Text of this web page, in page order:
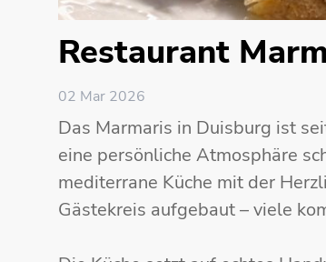
Restaurant
02 Mar 2026
Das Marmaris in Duisburg ist
eine persönliche Atmosphäre
mediterrane Küche mit der
Gästekreis aufgebaut – viele